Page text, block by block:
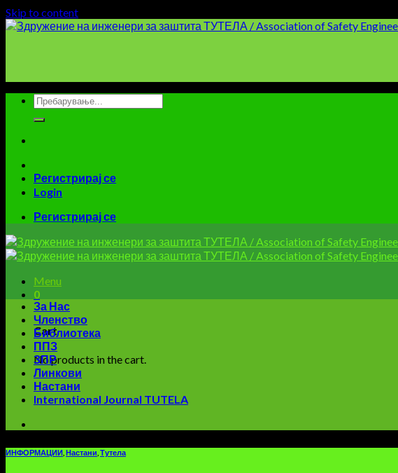
Skip to content
Регистрирај се
Login
Регистрирај се
Menu
0
Cart
No products in the cart.
За Нас
Членство
Библиотека
ППЗ
ЗПР
Линкови
Настани
International Journal TUTELA
ИНФОРМАЦИИ Настани Тутела